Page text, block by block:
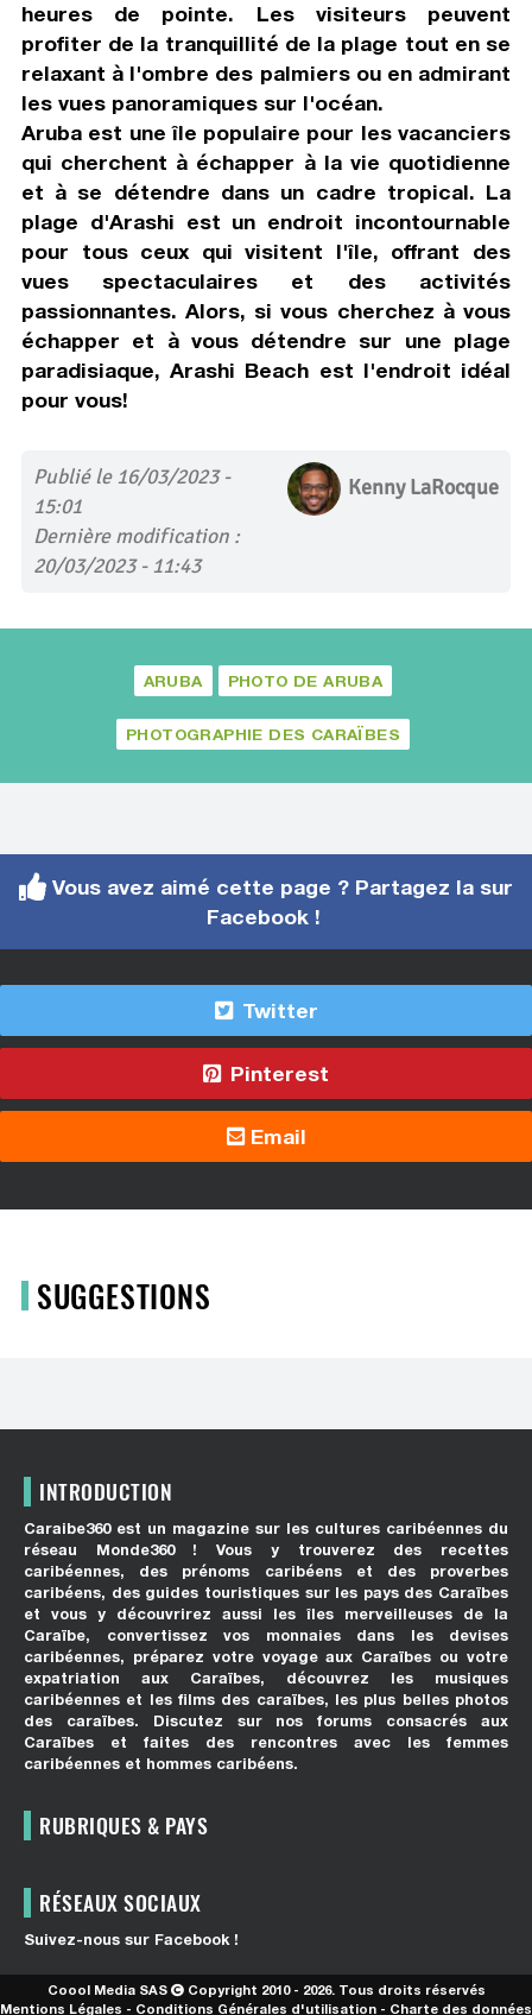
heures de pointe. Les visiteurs peuvent
profiter de la tranquillité de la plage tout en se
relaxant à l'ombre des palmiers ou en admirant
les vues panoramiques sur l'océan.
Aruba est une île populaire pour les vacanciers
qui cherchent à échapper à la vie quotidienne
et à se détendre dans un cadre tropical. La
plage d'Arashi est un endroit incontournable
pour tous ceux qui visitent l'île, offrant des
vues spectaculaires et des activités
passionnantes. Alors, si vous cherchez à vous
échapper et à vous détendre sur une plage
paradisiaque, Arashi Beach est l'endroit idéal
pour vous!
Publié le 16/03/2023 -
15:01
Dernière modification :
20/03/2023 - 11:43
Kenny LaRocque
ARUBA PHOTO DE ARUBA
PHOTOGRAPHIE DES CARAÏBES
Vous avez aimé cette page ? Partagez la sur
Facebook !
Twitter
Pinterest
Email
SUGGESTIONS
INTRODUCTION
Caraibe360 est un magazine sur les cultures caribéennes du
réseau Monde360 ! Vous y trouverez des recettes
caribéennes, des prénoms caribéens et des proverbes
caribéens, des guides touristiques sur les pays des Caraïbes
et vous y découvrirez aussi les îles merveilleuses de la
Caraïbe, convertissez vos monnaies dans les devises
caribéennes, préparez votre voyage aux Caraïbes ou votre
expatriation aux Caraïbes, découvrez les musiques
caribéennes et les films des caraïbes, les plus belles photos
des caraïbes. Discutez sur nos forums consacrés aux
Caraïbes et faites des rencontres avec les femmes
caribéennes et hommes caribéens.
RUBRIQUES & PAYS
RÉSEAUX SOCIAUX
Suivez-nous sur Facebook !
Coool Media SAS
Copyright 2010 - 2026. Tous droits réservés
Mentions Légales - Conditions Générales d'utilisation - Charte des données